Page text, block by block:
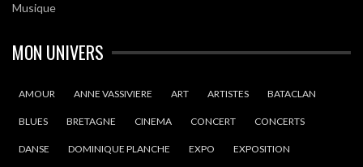
Musique
MON UNIVERS
AMOUR ANNE VASSIVIERE ART ARTISTES BATACLAN
BLUES BRETAGNE CINEMA CONCERT CONCERTS
DANSE DOMINIQUE PLANCHE EXPO EXPOSITION